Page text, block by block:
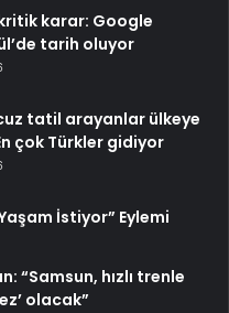
karar: Google
tarih oluyor
tatil arayanlar ülkeye
çok Türkler gidiyor
İstiyor” Eylemi
“Samsun, hızlı trenle
olacak”